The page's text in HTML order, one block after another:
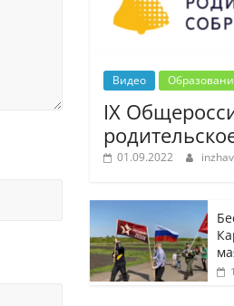
Видео
IX
01.09.2022